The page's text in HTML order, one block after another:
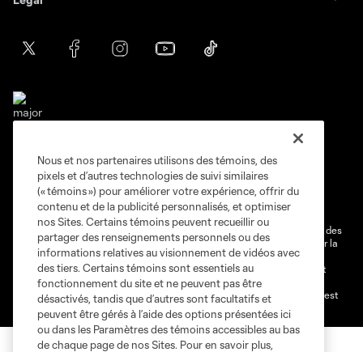
Conditions d'utilisation
Politique de confidentialité
Ne vendez pas et ne partagez pas mes information personnelles.
Paramètres des témoins
@2026 MLS. Le nom et l'écusson Major League Soccer et MLS sont des
marques déposées de Major League Soccer, LLC (“MLS”) protégés par la
loi. Les noms et les logos des différentes équipes de MLS sont des
marques déposées ou des marques de droit commun de MLS ou sont
utilisées avec l’autorisation ou l'accord tacite préalable de leurs
propriétaires. Toute l’utilisation de leurs noms et logos non-autorisée est
par conséquent prohibée est interdite.
Nous et nos partenaires utilisons des témoins, des
pixels et d’autres technologies de suivi similaires
(« témoins ») pour améliorer votre expérience, offrir du
contenu et de la publicité personnalisés, et optimiser
nos Sites. Certains témoins peuvent recueillir ou
partager des renseignements personnels ou des
informations relatives au visionnement de vidéos avec
des tiers. Certains témoins sont essentiels au
fonctionnement du site et ne peuvent pas être
désactivés, tandis que d’autres sont facultatifs et
peuvent être gérés à l’aide des options présentées ici
ou dans les Paramètres des témoins accessibles au bas
de chaque page de nos Sites. Pour en savoir plus,